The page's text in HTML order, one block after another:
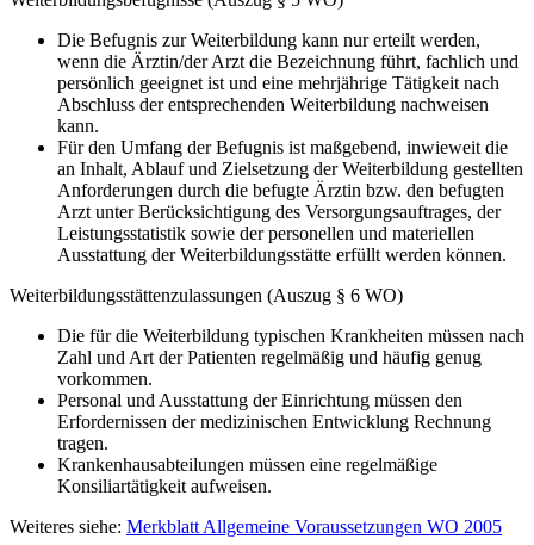
Die Befugnis zur Weiterbildung kann nur erteilt werden,
wenn die Ärztin/der Arzt die Bezeichnung führt, fachlich und
persönlich geeignet ist und eine mehrjährige Tätigkeit nach
Abschluss der entsprechenden Weiterbildung nachweisen
kann.
Für den Umfang der Befugnis ist maßgebend, inwieweit die
an Inhalt, Ablauf und Zielsetzung der Weiterbildung gestellten
Anforderungen durch die befugte Ärztin bzw. den befugten
Arzt unter Berücksichtigung des Versorgungsauftrages, der
Leistungsstatistik sowie der personellen und materiellen
Ausstattung der Weiterbildungsstätte erfüllt werden können.
Weiterbildungsstättenzulassungen (Auszug § 6 WO)
Die für die Weiterbildung typischen Krankheiten müssen nach
Zahl und Art der Patienten regelmäßig und häufig genug
vorkommen.
Personal und Ausstattung der Einrichtung müssen den
Erfordernissen der medizinischen Entwicklung Rechnung
tragen.
Krankenhausabteilungen müssen eine regelmäßige
Konsiliartätigkeit aufweisen.
Weiteres siehe: Merkblatt Allgemeine Voraussetzungen WO 2005